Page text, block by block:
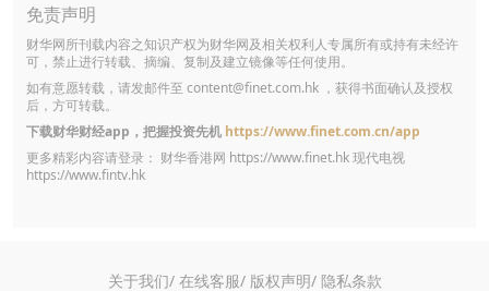
免责声明
财华网所刊载内容之知识产权为财华网及相关权利人专属所有或持有未经许
可，禁止进行转载、摘编、复制及建立镜像等任何使用。
如有意愿转载，请发邮件至 content@finet.com.hk ，获得书面确认及授权
后，方可转载。
下载财华财经app，把握投资先机 https://www.finet.com.cn/app
更多精彩内容请登录： 财华香港网 https://www.finet.hk现代电视
https://www.fintv.hk
关于我们/ 在线客服/ 版权声明/ 隐私条款